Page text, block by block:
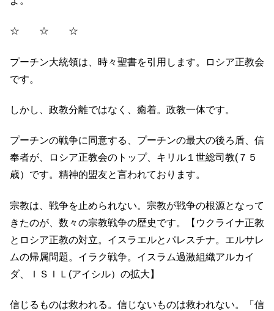
☆ ☆ ☆
プーチン大統領は、時々聖書を引用します。ロシア正教会
です。
しかし、政教分離ではなく、癒着。政教一体です。
プーチンの戦争に同意する、プーチンの最大の後ろ盾、信
奉者が、ロシア正教会のトップ、キリル１世総司教(７５
歳）です。精神的盟友と言われております。
宗教は、戦争を止められない。宗教が戦争の根源となって
きたのが、数々の宗教戦争の歴史です。【ウクライナ正教
とロシア正教の対立。イスラエルとパレスチナ。エルサレ
ムの帰属問題。イラク戦争。イスラム過激組織アルカイ
ダ、ＩＳＩＬ(アイシル）の拡大】
信じるものは救われる。信じないものは救われない。「信